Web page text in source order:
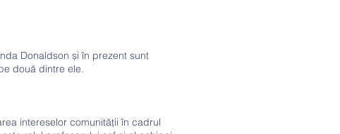
Donaldson și în prezent sunt
două dintre ele.
intereselor comunității în cadrul